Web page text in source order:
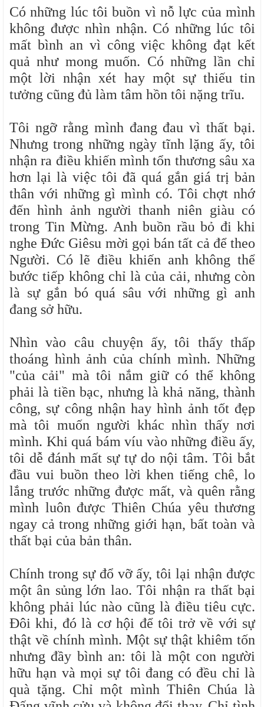
Có những lúc tôi buồn vì nỗ lực của mình
không được nhìn nhận. Có những lúc tôi
mất bình an vì công việc không đạt kết
quả như mong muốn. Có những lần chỉ
một lời nhận xét hay một sự thiếu tin
tưởng cũng đủ làm tâm hồn tôi nặng trĩu.
Tôi ngỡ rằng mình đang đau vì thất bại.
Nhưng trong những ngày tĩnh lặng ấy, tôi
nhận ra điều khiến mình tổn thương sâu xa
hơn lại là việc tôi đã quá gắn giá trị bản
thân với những gì mình có. Tôi chợt nhớ
đến hình ảnh người thanh niên giàu có
trong Tin Mừng. Anh buồn rầu bỏ đi khi
nghe Đức Giêsu mời gọi bán tất cả để theo
Người. Có lẽ điều khiến anh không thể
bước tiếp không chỉ là của cải, nhưng còn
là sự gắn bó quá sâu với những gì anh
đang sở hữu.
Nhìn vào câu chuyện ấy, tôi thấy thấp
thoáng hình ảnh của chính mình. Những
"của cải" mà tôi nắm giữ có thể không
phải là tiền bạc, nhưng là khả năng, thành
công, sự công nhận hay hình ảnh tốt đẹp
mà tôi muốn người khác nhìn thấy nơi
mình. Khi quá bám víu vào những điều ấy,
tôi dễ đánh mất sự tự do nội tâm. Tôi bắt
đầu vui buồn theo lời khen tiếng chê, lo
lắng trước những được mất, và quên rằng
mình luôn được Thiên Chúa yêu thương
ngay cả trong những giới hạn, bất toàn và
thất bại của bản thân.
Chính trong sự đổ vỡ ấy, tôi lại nhận được
một ân sủng lớn lao. Tôi nhận ra thất bại
không phải lúc nào cũng là điều tiêu cực.
Đôi khi, đó là cơ hội để tôi trở về với sự
thật về chính mình. Một sự thật khiêm tốn
nhưng đầy bình an: tôi là một con người
hữu hạn và mọi sự tôi đang có đều chỉ là
quà tặng. Chỉ một mình Thiên Chúa là